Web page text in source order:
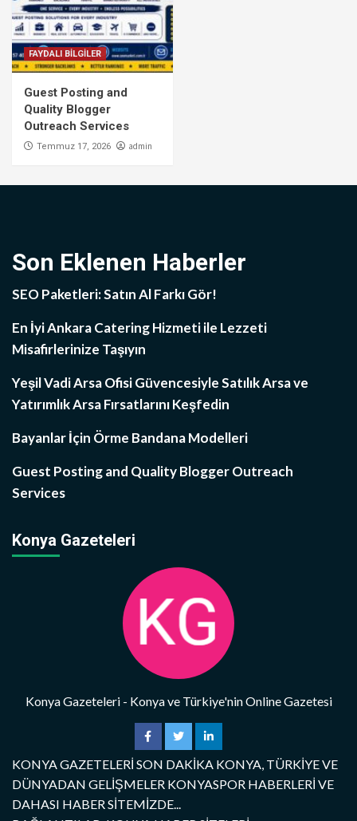
FAYDALI BİLGİLER
Guest Posting and
Quality Blogger
Outreach Services
Temmuz 17, 2026 admin
Son Eklenen Haberler
SEO Paketleri: Satın Al Farkı Gör!
En İyi Ankara Catering Hizmeti ile Lezzeti
Misafirlerinize Taşıyın
Yeşil Vadi Arsa Ofisi Güvencesiyle Satılık Arsa ve
Yatırımlık Arsa Fırsatlarını Keşfedin
Bayanlar İçin Örme Bandana Modelleri
Guest Posting and Quality Blogger Outreach
Services
Konya Gazeteleri
Konya Gazeteleri - Konya ve Türkiye'nin Online Gazetesi
KONYA GAZETELERİ SON DAKİKA KONYA, TÜRKİYE VE
DÜNYADAN GELİŞMELER KONYASPOR HABERLERİ VE
DAHASI HABER SİTEMİZDE...